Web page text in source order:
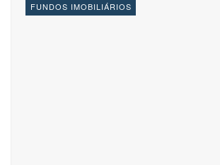
FUNDOS IMOBILIÁRIOS